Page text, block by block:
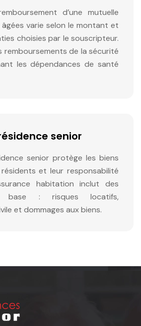
d’une mutuelle
varie selon le montant et
choisies par le souscripteur.
remboursements de la sécurité
les dépendances de santé
senior
senior protège les biens
et leur responsabilité
habitation inclut des
base : risques locatifs,
et dommages aux biens.